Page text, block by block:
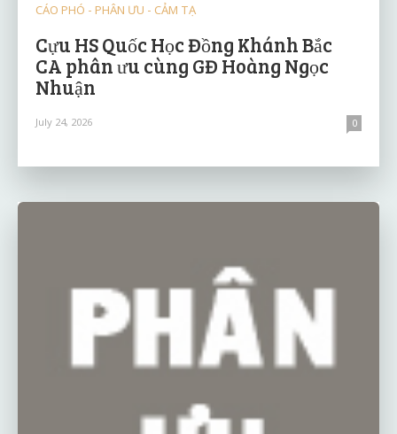
CÁO PHÓ - PHÂN ƯU - CẢM TẠ
Cựu HS Quốc Học Đồng Khánh Bắc
CA phân ưu cùng GĐ Hoàng Ngọc
Nhuận
July 24, 2026 0